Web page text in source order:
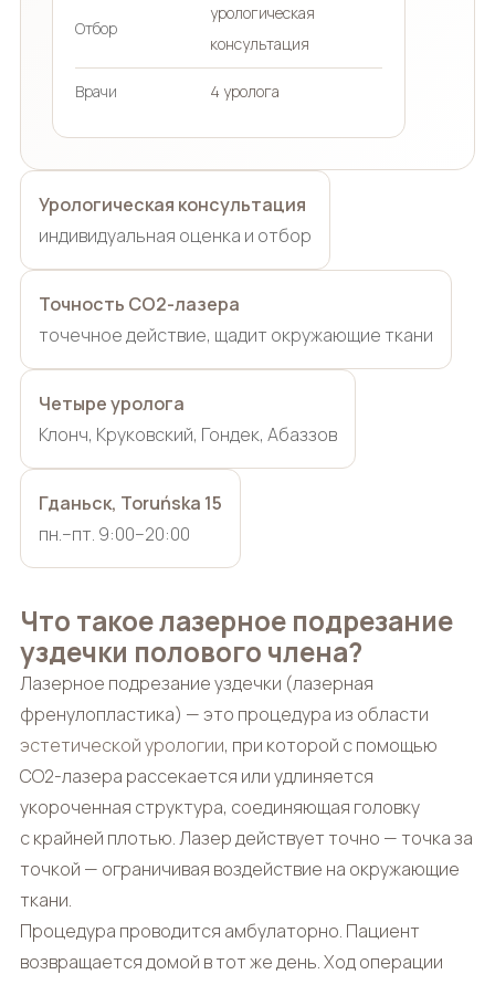
Отбор
урологическая
консультация
Врачи 4 уролога
Урологическая консультация
индивидуальная оценка и отбор
Точность CO2-лазера
точечное действие, щадит окружающие ткани
Четыре уролога
Клонч, Круковский, Гондек, Абаззов
Гданьск, Toruńska 15
пн.–пт. 9:00–20:00
Что такое лазерное подрезание
уздечки полового члена?
Лазерное подрезание уздечки (лазерная
френулопластика) — это процедура из области
эстетической урологии, при которой с помощью
CO2-лазера рассекается или удлиняется
укороченная структура, соединяющая головку
с крайней плотью. Лазер действует точно — точка за
точкой — ограничивая воздействие на окружающие
ткани.
Процедура проводится амбулаторно. Пациент
возвращается домой в тот же день. Ход операции